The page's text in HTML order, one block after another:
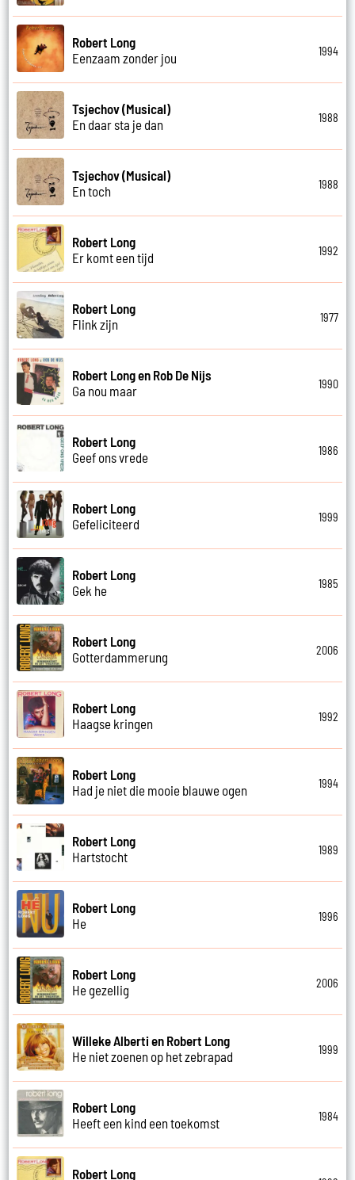
Robert Long
Eenzaam zonder jou
1994
Tsjechov (Musical)
En daar sta je dan
1988
Tsjechov (Musical)
En toch
1988
Robert Long
Er komt een tijd
1992
Robert Long
Flink zijn
1977
Robert Long en Rob De Nijs
Ga nou maar
1990
Robert Long
Geef ons vrede
1986
Robert Long
Gefeliciteerd
1999
Robert Long
Gek he
1985
Robert Long
Gotterdammerung
2006
Robert Long
Haagse kringen
1992
Robert Long
Had je niet die mooie blauwe ogen
1994
Robert Long
Hartstocht
1989
Robert Long
He
1996
Robert Long
He gezellig
2006
Willeke Alberti en Robert Long
He niet zoenen op het zebrapad
1999
Robert Long
Heeft een kind een toekomst
1984
Robert Long